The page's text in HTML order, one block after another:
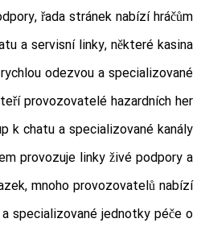
řada stránek nabízí hráčům
a servisní linky, některé kasina
odezvou a specializované
provozovatelé hazardních her
k chatu a specializované kanály
provozuje linky živé podpory a
mnoho provozovatelů nabízí
specializované jednotky péče o